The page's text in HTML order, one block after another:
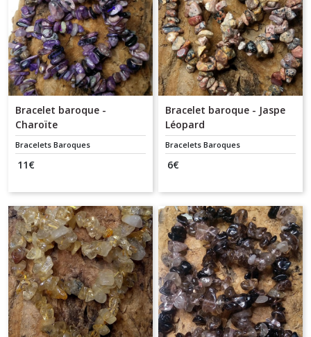
Bracelet baroque -
Charoïte
Bracelets Baroques
11€
Bracelet baroque - Jaspe
Léopard
Bracelets Baroques
6€